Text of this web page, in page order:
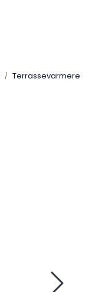
Terrassevarmere